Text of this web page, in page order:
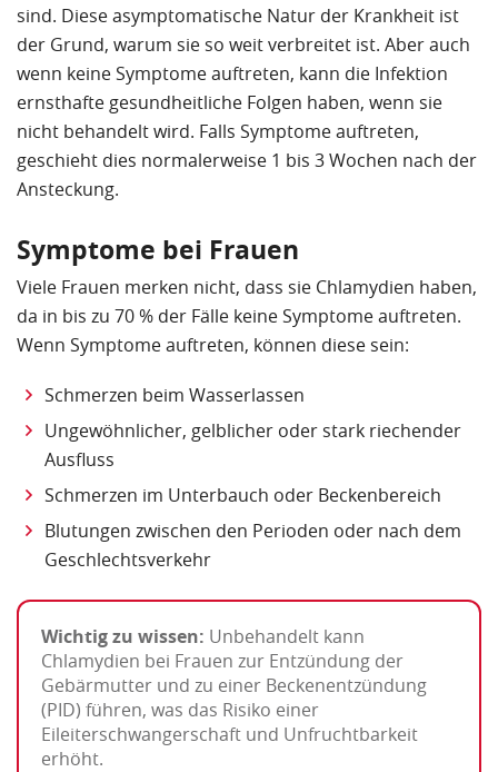
sind. Diese asymptomatische Natur der Krankheit ist
der Grund, warum sie so weit verbreitet ist. Aber auch
wenn keine Symptome auftreten, kann die Infektion
ernsthafte gesundheitliche Folgen haben, wenn sie
nicht behandelt wird. Falls Symptome auftreten,
geschieht dies normalerweise 1 bis 3 Wochen nach der
Ansteckung.
Symptome bei Frauen
Viele Frauen merken nicht, dass sie Chlamydien haben,
da in bis zu 70 % der Fälle keine Symptome auftreten.
Wenn Symptome auftreten, können diese sein:
Schmerzen beim Wasserlassen
Ungewöhnlicher, gelblicher oder stark riechender
Ausfluss
Schmerzen im Unterbauch oder Beckenbereich
Blutungen zwischen den Perioden oder nach dem
Geschlechtsverkehr
Wichtig zu wissen: Unbehandelt kann
Chlamydien bei Frauen zur Entzündung der
Gebärmutter und zu einer Beckenentzündung
(PID) führen, was das Risiko einer
Eileiterschwangerschaft und Unfruchtbarkeit
erhöht.